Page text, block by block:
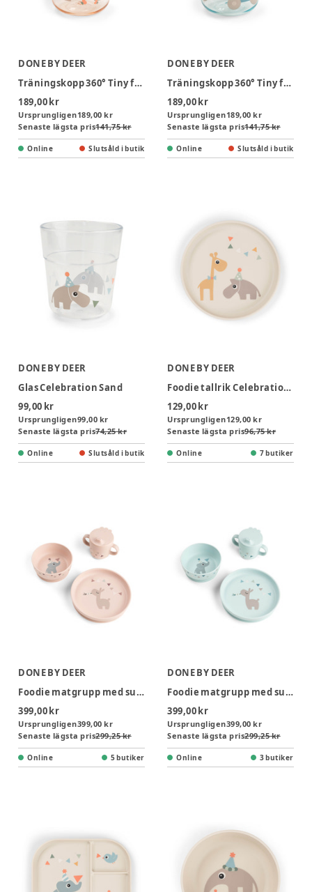
DONE BY DEER
Träningskopp 360° Tiny farm Powder
189,00 kr
Ursprungligen189,00 kr
Senaste lägsta pris141,75 kr
Online Slutsåld i butik
DONE BY DEER
Träningskopp 360° Tiny farm Blå
189,00 kr
Ursprungligen189,00 kr
Senaste lägsta pris141,75 kr
Online Slutsåld i butik
DONE BY DEER
Glas Celebration Sand
99,00 kr
Ursprungligen99,00 kr
Senaste lägsta pris74,25 kr
Online Slutsåld i butik
DONE BY DEER
Foodie tallrik Celebration Sand
129,00 kr
Ursprungligen129,00 kr
Senaste lägsta pris96,75 kr
Online 7 butiker
DONE BY DEER
Foodie matgrupp med sugkopp Celebration Powder
399,00 kr
Ursprungligen399,00 kr
Senaste lägsta pris299,25 kr
Online 5 butiker
DONE BY DEER
Foodie matgrupp med sugkopp Celebration Blå
399,00 kr
Ursprungligen399,00 kr
Senaste lägsta pris299,25 kr
Online 3 butiker